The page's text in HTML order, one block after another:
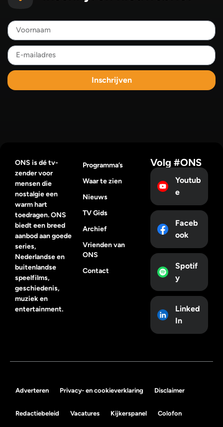
Inschrijven
ONS is dé tv-
zender voor
mensen die
nostalgie een
warm hart
toedragen. ONS
biedt een breed
aanbod aan goede
series,
Nederlandse en
buitenlandse
speelfilms,
geschiedenis,
muziek en
entertainment.
Programma’s
Waar te zien
Nieuws
TV Gids
Archief
Vrienden van
ONS
Contact
Volg #ONS
Youtub
e
Faceb
ook
Spotif
y
Linked
In
Adverteren Privacy- en cookieverklaring Disclaimer
Redactiebeleid Vacatures Kijkerspanel Colofon